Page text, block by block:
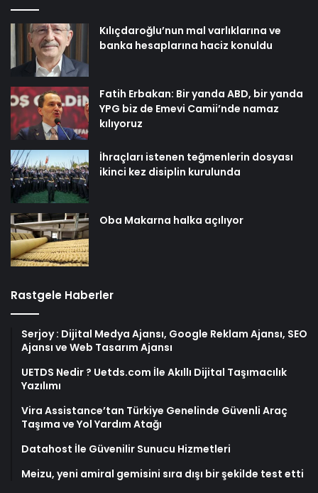
Kılıçdaroğlu’nun mal varlıklarına ve
banka hesaplarına haciz konuldu
Fatih Erbakan: Bir yanda ABD, bir yanda
YPG biz de Emevi Camii’nde namaz
kılıyoruz
İhraçları istenen teğmenlerin dosyası
ikinci kez disiplin kurulunda
Oba Makarna halka açılıyor
Rastgele Haberler
Serjoy : Dijital Medya Ajansı, Google Reklam Ajansı, SEO
Ajansı ve Web Tasarım Ajansı
UETDS Nedir ? Uetds.com İle Akıllı Dijital Taşımacılık
Yazılımı
Vira Assistance’tan Türkiye Genelinde Güvenli Araç
Taşıma ve Yol Yardım Atağı
Datahost İle Güvenilir Sunucu Hizmetleri
Meizu, yeni amiral gemisini sıra dışı bir şekilde test etti